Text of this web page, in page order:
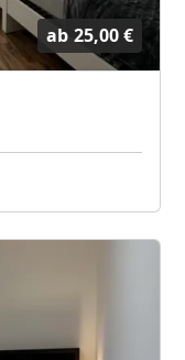
ab 25,00 €